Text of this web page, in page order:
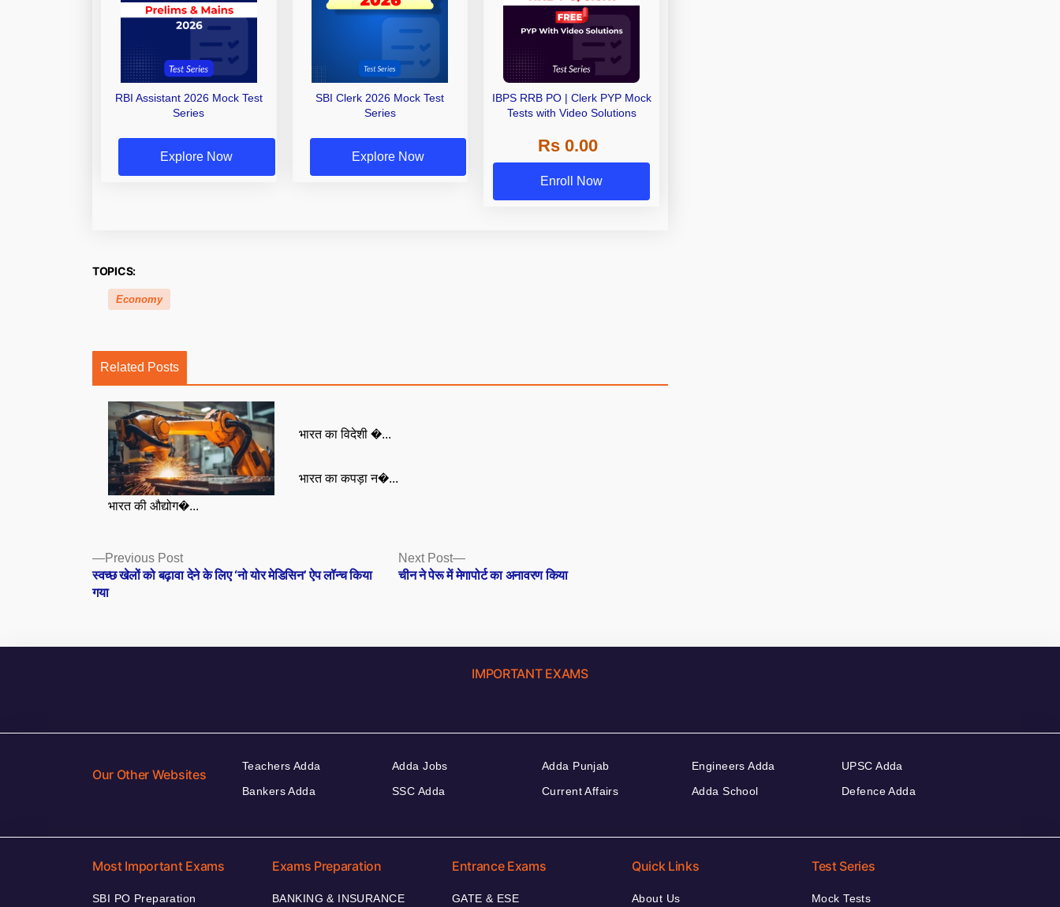
RBI Assistant 2026 Mock Test
Series
Explore Now
SBI Clerk 2026 Mock Test
Series
Explore Now
IBPS RRB PO | Clerk PYP Mock
Tests with Video Solutions
Rs 0.00
Enroll Now
TOPICS:
Economy
Related Posts
भारत की औद्योग�...
भारत का विदेशी �...
भारत का कपड़ा न�...
Posts
navigation
Previous PostPrevious
post:
स्वच्छ खेलों को बढ़ावा देने के लिए ‘नो योर मेडिसिन’ ऐप लॉन्च किया
गया
Next Post
Next
post:
चीन ने पेरू में मेगापोर्ट का अनावरण किया
IMPORTANT EXAMS
Our Other Websites
Teachers Adda
Bankers Adda
Adda Jobs
SSC Adda
Adda Punjab
Current Affairs
Engineers Adda
Adda School
UPSC Adda
Defence Adda
Most Important Exams
SBI PO Preparation
Exams Preparation
BANKING & INSURANCE
Entrance Exams
GATE & ESE
Quick Links
About Us
Test Series
Mock Tests